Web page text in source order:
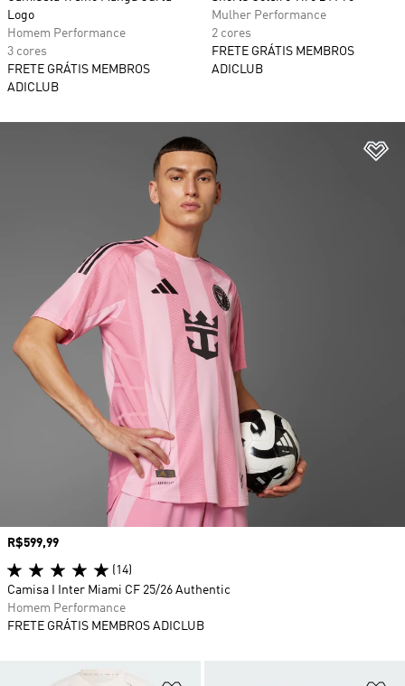
Logo
Homem Performance
3 cores
FRETE GRÁTIS MEMBROS
ADICLUB
Mulher Performance
2 cores
FRETE GRÁTIS MEMBROS
ADICLUB
Preço
R$599,99
(14)
Camisa I Inter Miami CF 25/26 Authentic
Homem Performance
FRETE GRÁTIS MEMBROS ADICLUB